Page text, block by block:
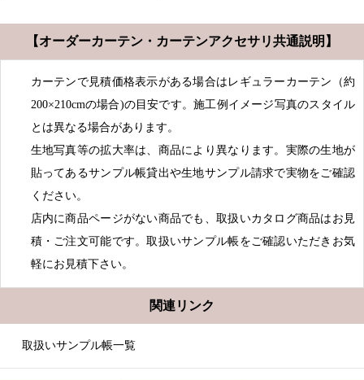
【オーダーカーテン・カーテンアクセサリ共通説明】
カーテンで見積価格表示がある場合はレギュラーカーテン（約
200×210cmの場合)の目安です。施工例イメージ写真のスタイル
とは異なる場合があります。
生地写真等の拡大率は、商品により異なります。実際の生地が
貼ってあるサンプル帳貸出や生地サンプル請求で実物をご確認
ください。
店内に商品ページがない商品でも、取扱いカタログ商品はお見
積・ご注文可能です。取扱いサンプル帳をご確認いただきお気
軽にお見積下さい。
関連リンク
取扱いサンプル帳一覧